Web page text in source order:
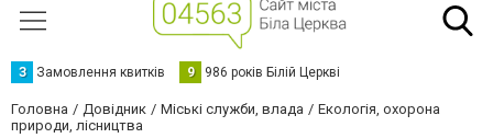
З Замовлення квитків 9 986 років Білій Церкві
Головна Довідник Міські служби, влада
Екологія, охорона
природи, лісництва